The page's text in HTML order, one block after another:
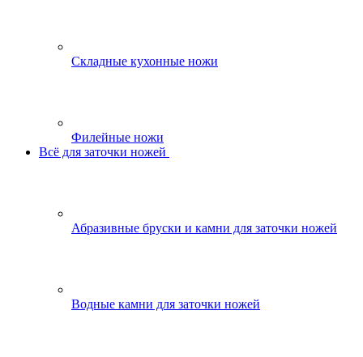
Складные кухонные ножи
Филейные ножи
Всё для заточки ножей
Абразивные бруски и камни для заточки ножей
Водные камни для заточки ножей